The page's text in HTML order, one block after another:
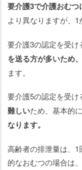
要介護3で介護おむつ
より異なりますが、1
要介護3の認定を受け
を送る方が多いため、
ます。
要介護5の認定を受け
難しいため、基本的
なります。
高齢者の排泄量は、
的なおむつの場合は